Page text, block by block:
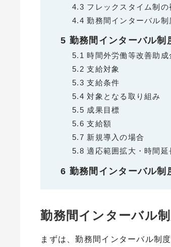
4.3 フレックスタイム制の
4.4 勤務間インターバル
5 勤務間インターバル制
5.1 時間外労働等改善助
5.2 支給対象
5.3 支給条件
5.4 対象となる取り組み
5.5 成果目標
5.6 支給額
5.7 新規導入の場合
5.8 適応範囲拡大・時間延
6 勤務間インターバル制
勤務間インターバル
まずは、勤務間インターバル制